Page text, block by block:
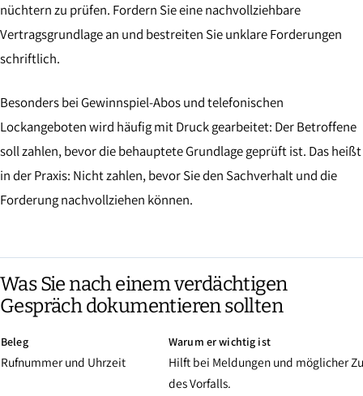
nüchtern zu prüfen. Fordern Sie eine nachvollziehbare
Vertragsgrundlage an und bestreiten Sie unklare Forderungen
schriftlich.
Besonders bei Gewinnspiel-Abos und telefonischen
Lockangeboten wird häufig mit Druck gearbeitet: Der Betroffene
soll zahlen, bevor die behauptete Grundlage geprüft ist. Das heißt
in der Praxis: Nicht zahlen, bevor Sie den Sachverhalt und die
Forderung nachvollziehen können.
Was Sie nach einem verdächtigen
Gespräch dokumentieren sollten
Beleg Warum er wichtig ist
Rufnummer und Uhrzeit
Hilft bei Meldungen und möglicher
des Vorfalls.